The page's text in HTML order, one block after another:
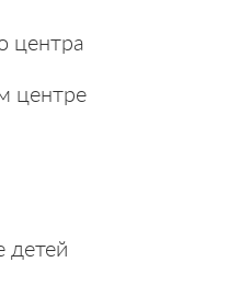
центра
центре
детей